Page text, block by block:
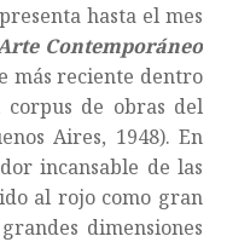
hasta el mes
Contemporáneo
más reciente dentro
de obras del
Aires, 1948). En
incansable de las
al rojo como gran
dimensiones